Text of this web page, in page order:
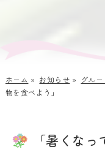
ホーム » お知らせ » グル
物を食べよう」
「暑くな